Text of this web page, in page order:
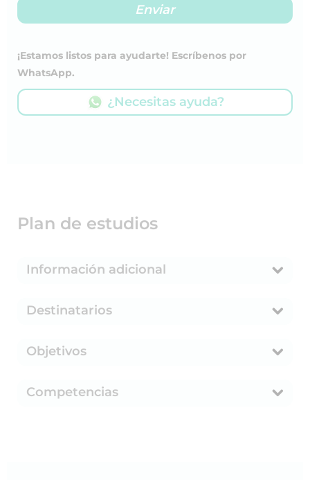
¡Estamos listos para ayudarte! Escríbenos por
WhatsApp.
¿Necesitas ayuda?
Plan de estudios
Información adicional
Destinatarios
Objetivos
Competencias